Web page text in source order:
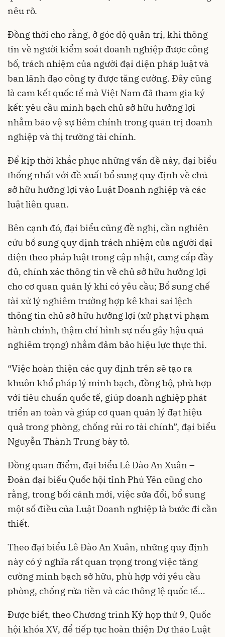
nêu rõ.
Đồng thời cho rằng, ở góc độ quản trị, khi thông
tin về người kiểm soát doanh nghiệp được công
bố, trách nhiệm của người đại diện pháp luật và
ban lãnh đạo công ty được tăng cường. Đây cũng
là cam kết quốc tế mà Việt Nam đã tham gia ký
kết: yêu cầu minh bạch chủ sở hữu hưởng lợi
nhằm bảo vệ sự liêm chính trong quản trị doanh
nghiệp và thị trường tài chính.
Để kịp thời khắc phục những vấn đề này, đại biểu
thống nhất với đề xuất bổ sung quy định về chủ
sở hữu hưởng lợi vào Luật Doanh nghiệp và các
luật liên quan.
Bên cạnh đó, đại biểu cũng đề nghị, cần nghiên
cứu bổ sung quy định trách nhiệm của người đại
diện theo pháp luật trong cập nhật, cung cấp đầy
đủ, chính xác thông tin về chủ sở hữu hưởng lợi
cho cơ quan quản lý khi có yêu cầu; Bổ sung chế
tài xử lý nghiêm trường hợp kê khai sai lệch
thông tin chủ sở hữu hưởng lợi (xử phạt vi phạm
hành chính, thậm chí hình sự nếu gây hậu quả
nghiêm trọng) nhằm đảm bảo hiệu lực thực thi.
“Việc hoàn thiện các quy định trên sẽ tạo ra
khuôn khổ pháp lý minh bạch, đồng bộ, phù hợp
với tiêu chuẩn quốc tế, giúp doanh nghiệp phát
triển an toàn và giúp cơ quan quản lý đạt hiệu
quả trong phòng, chống rủi ro tài chính”, đại biểu
Nguyễn Thành Trung bày tỏ.
Đồng quan điểm, đại biểu Lê Đào An Xuân –
Đoàn đại biểu Quốc hội tỉnh Phú Yên cũng cho
rằng, trong bối cảnh mới, việc sửa đổi, bổ sung
một số điều của Luật Doanh nghiệp là bước đi cần
thiết.
Theo đại biểu Lê Đào An Xuân, những quy định
này có ý nghĩa rất quan trọng trong việc tăng
cường minh bạch sở hữu, phù hợp với yêu cầu
phòng, chống rửa tiền và các thông lệ quốc tế…
Được biết, theo Chương trình Kỳ họp thứ 9, Quốc
hội khóa XV, để tiếp tục hoàn thiện Dự thảo Luật